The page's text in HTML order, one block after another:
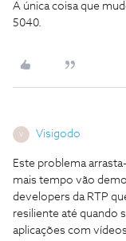
A única coisa que
5040.
V Visigodo
Este problema
mais tempo vão
developers da RTP
resiliente até quando
aplicações com